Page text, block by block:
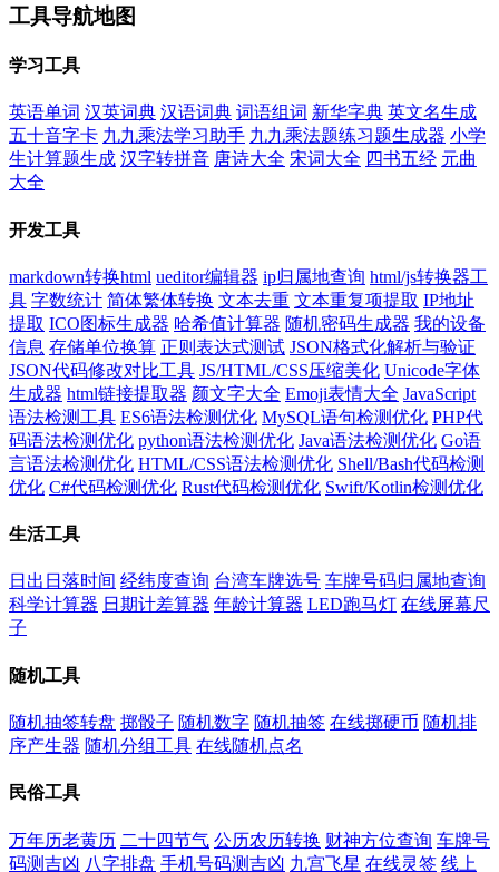
工具导航地图
学习工具
英语单词 汉英词典 汉语词典 词语组词 新华字典 英文名生成
五十音字卡 九九乘法学习助手 九九乘法题练习题生成器 小学
生计算题生成 汉字转拼音 唐诗大全 宋词大全 四书五经 元曲
大全
开发工具
markdown转换html ueditor编辑器 ip归属地查询 html/js转换器工
具 字数统计 简体繁体转换 文本去重 文本重复项提取 IP地址
提取 ICO图标生成器 哈希值计算器 随机密码生成器 我的设备
信息 存储单位换算 正则表达式测试 JSON格式化解析与验证
JSON代码修改对比工具 JS/HTML/CSS压缩美化 Unicode字体
生成器 html链接提取器 颜文字大全 Emoji表情大全 JavaScript
语法检测工具 ES6语法检测优化 MySQL语句检测优化 PHP代
码语法检测优化 python语法检测优化 Java语法检测优化 Go语
言语法检测优化 HTML/CSS语法检测优化 Shell/Bash代码检测
优化 C#代码检测优化 Rust代码检测优化 Swift/Kotlin检测优化
生活工具
日出日落时间 经纬度查询 台湾车牌选号 车牌号码归属地查询
科学计算器 日期计差算器 年龄计算器 LED跑马灯 在线屏幕尺
子
随机工具
随机抽签转盘 掷骰子 随机数字 随机抽签 在线掷硬币 随机排
序产生器 随机分组工具 在线随机点名
民俗工具
万年历老黄历 二十四节气 公历农历转换 财神方位查询 车牌号
码测吉凶 八字排盘 手机号码测吉凶 九宫飞星 在线灵签 线上